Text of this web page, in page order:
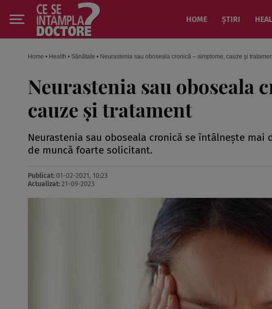
HOME ȘTIRI
Home • Health • Sănătate • Neurastenia sau oboseala cronică – simptome, cauze şi
Neurastenia sau oboseala
cauze şi tratament
Neurastenia sau oboseala cronică se întâlneşte
de muncă foarte solicitant.
Publicat: 01-02-2021, 10:23
Actualizat:21-09-2023